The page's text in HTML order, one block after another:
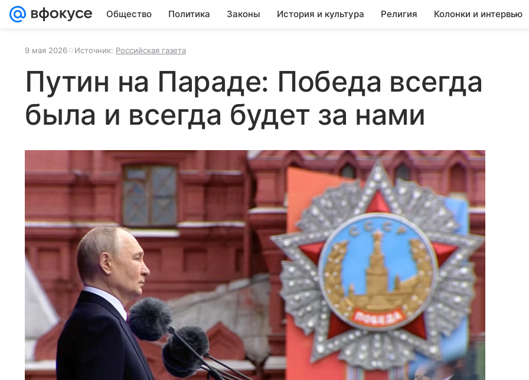
Общество Политика Законы История и культура Религия Колонки и интервью
9 мая 2026 Источник: Российская газета
Путин на Параде: Победа всегда
была и всегда будет за нами